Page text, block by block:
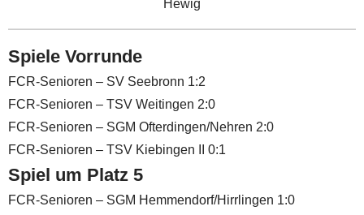
Hewig
Spiele Vorrunde
FCR-Senioren – SV Seebronn 1:2
FCR-Senioren – TSV Weitingen 2:0
FCR-Senioren – SGM Ofterdingen/Nehren 2:0
FCR-Senioren – TSV Kiebingen II 0:1
Spiel um Platz 5
FCR-Senioren – SGM Hemmendorf/Hirrlingen 1:0